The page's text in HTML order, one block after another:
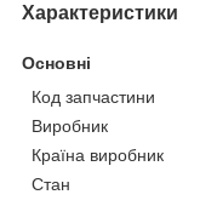
Характеристики
Основні
Код запчастини
Виробник
Країна виробник
Стан